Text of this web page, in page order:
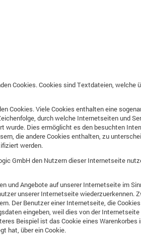
Cookies. Cookies sind Textdateien,
Cookies. Viele Cookies enthalten eine
durch welche Internetseiten und
wurde. Dies ermöglicht es den besuchten
die andere Cookies enthalten, zu
werden.
GmbH den Nutzern dieser Internetseite
und Angebote auf unserer Internetseite im
unserer Internetseite wiederzuerkennen.
Der Benutzer einer Internetseite, die
eingeben, weil dies von der
Beispiel ist das Cookie eines
hat, über ein Cookie.